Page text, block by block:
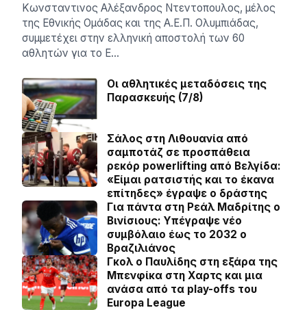
Κωνσταντινος Αλέξανδρος Ντεντοπουλος, μέλος
της Εθνικής Ομάδας και της Α.Ε.Π. Ολυμπιάδας,
συμμετέχει στην ελληνική αποστολή των 60
αθλητών για το Ε…
Οι αθλητικές μεταδόσεις της
Παρασκευής (7/8)
Σάλος στη Λιθουανία από
σαμποτάζ σε προσπάθεια
ρεκόρ powerlifting από Βελγίδα:
«Είμαι ρατσιστής και το έκανα
επίτηδες» έγραψε ο δράστης
Για πάντα στη Ρεάλ Μαδρίτης ο
Βινίσιους: Yπέγραψε νέο
συμβόλαιο έως το 2032 ο
Βραζιλιάνος
Γκολ ο Παυλίδης στη εξάρα της
Μπενφίκα στη Χαρτς και μια
ανάσα από τα play-offs του
Europa League